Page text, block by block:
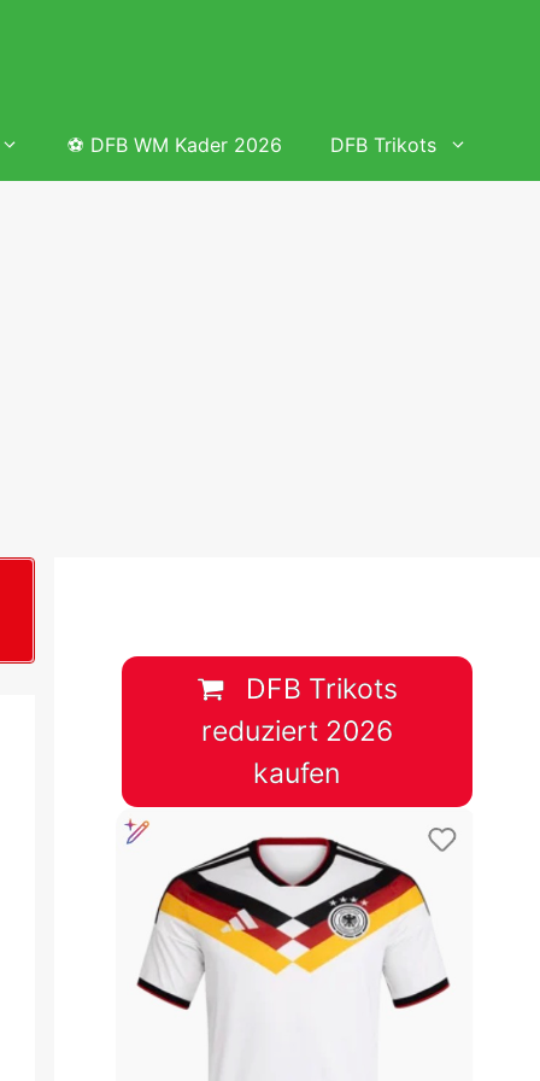
&
&
⚽ DFB WM Kader 2026 DFB Trikots
DFB Trikots
reduziert 2026
kaufen